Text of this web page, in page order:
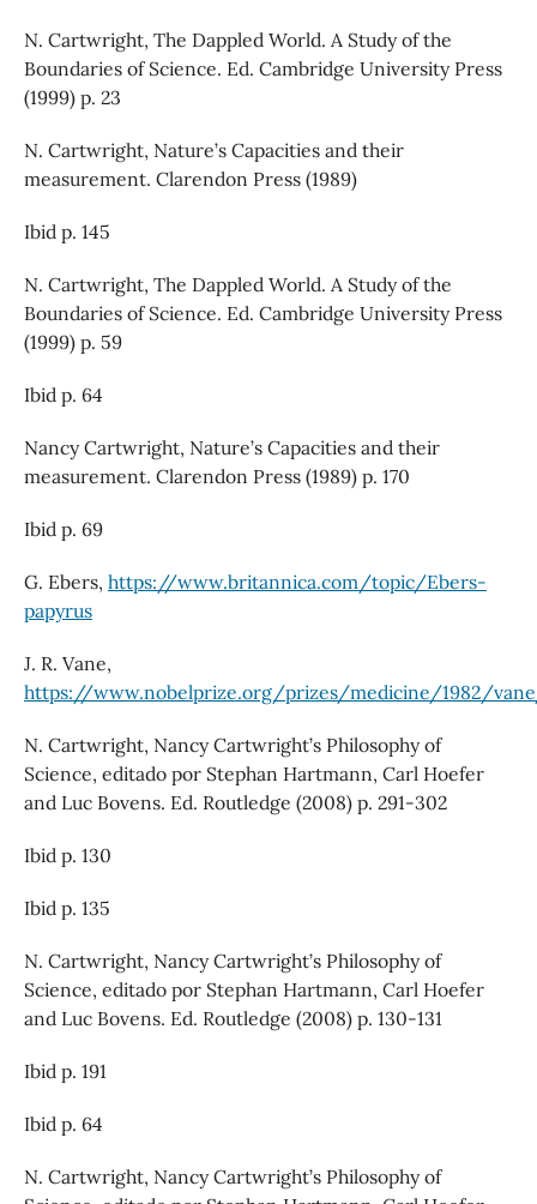
N. Cartwright, The Dappled World. A Study of the
Boundaries of Science. Ed. Cambridge University Press
(1999) p. 23
N. Cartwright, Nature’s Capacities and their
measurement. Clarendon Press (1989)
Ibid p. 145
N. Cartwright, The Dappled World. A Study of the
Boundaries of Science. Ed. Cambridge University Press
(1999) p. 59
Ibid p. 64
Nancy Cartwright, Nature’s Capacities and their
measurement. Clarendon Press (1989) p. 170
Ibid p. 69
G. Ebers, https://www.britannica.com/topic/Ebers-
papyrus
J. R. Vane,
https://www.nobelprize.org/prizes/medicine/1982/
N. Cartwright, Nancy Cartwright’s Philosophy of
Science, editado por Stephan Hartmann, Carl Hoefer
and Luc Bovens. Ed. Routledge (2008) p. 291-302
Ibid p. 130
Ibid p. 135
N. Cartwright, Nancy Cartwright’s Philosophy of
Science, editado por Stephan Hartmann, Carl Hoefer
and Luc Bovens. Ed. Routledge (2008) p. 130-131
Ibid p. 191
Ibid p. 64
N. Cartwright, Nancy Cartwright’s Philosophy of